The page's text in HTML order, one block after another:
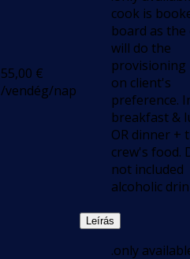
55,00 €
/vendég/nap
cook is
board as the
will do the
provisioning
on client's
preference.
breakfast &
OR dinner +
crew's food.
not included
alcoholic
Leírás
.only